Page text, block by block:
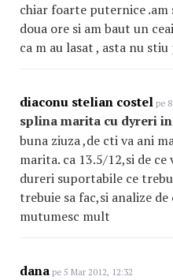
chiar foarte puternice
doua ore si am baut un
ca m au lasat , asta nu stiu
diaconu stelian costel pe
splina marita cu dyreri
buna ziuza ,de cti va ani
marita. ca 13.5/12,si de
dureri suportabile ce
trebuie sa fac,si analize
mutumesc mult
dana pe 5 Mar 2012, 12:32